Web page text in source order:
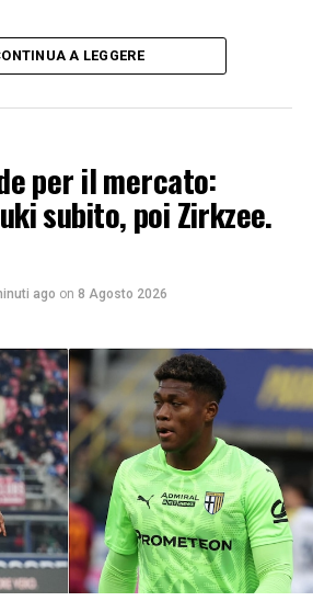
A LEGGERE
per il mercato:
subito, poi Zirkzee.
ago on 8 Agosto 2026